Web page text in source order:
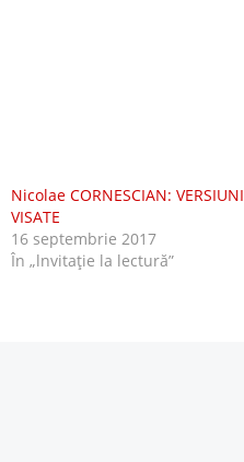
Nicolae CORNESCIAN: VERSIUNI
VISATE
16 septembrie 2017
În „lnvitaţie la lectură”